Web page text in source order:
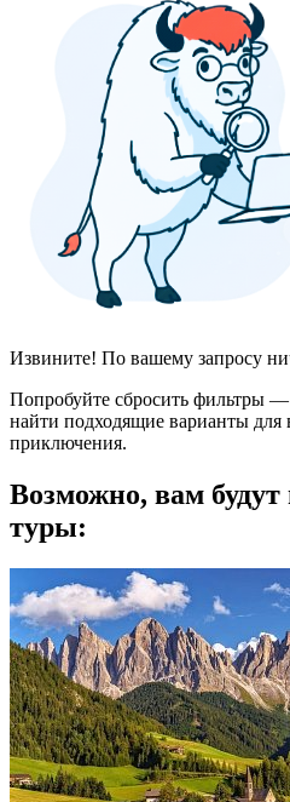
Извините! По вашему запросу
Попробуйте сбросить фильтры
найти подходящие варианты для
приключения.
Возможно, вам
туры: